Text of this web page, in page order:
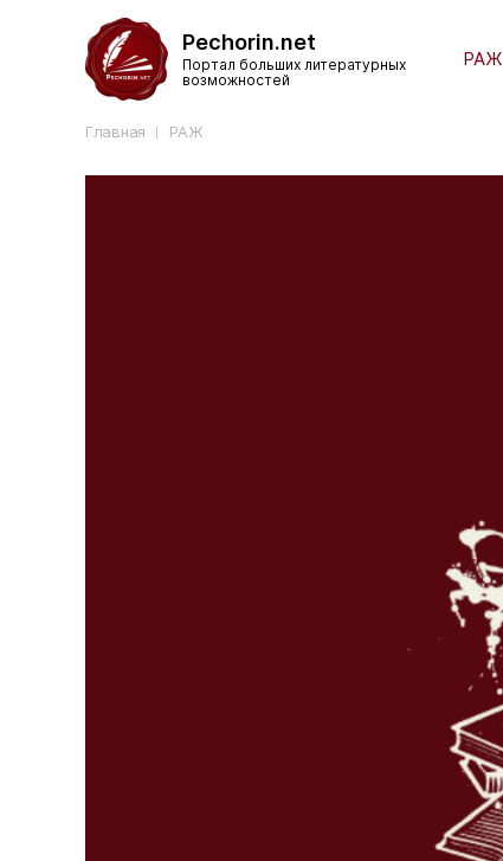
Pechorin.net
Портал больших литературных
возможностей
РАЖ
Главная РАЖ